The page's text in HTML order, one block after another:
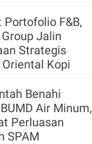
Portofolio F&B,
Jalin
Strategis
Kopi
Benahi
Air Minum,
Perluasan
SPAM